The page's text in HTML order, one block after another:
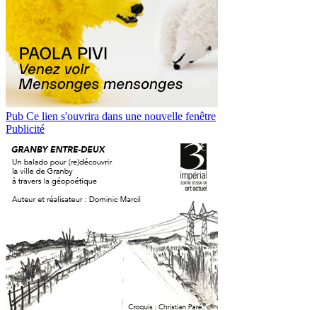
Pub Ce lien s'ouvrira dans une nouvelle fenêtre
Publicité